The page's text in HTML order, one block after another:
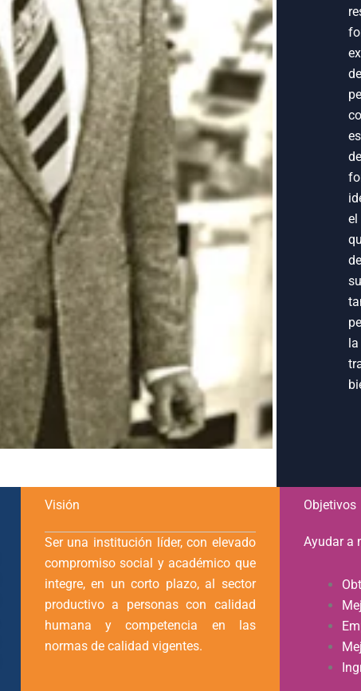
Visión
Ser una institución líder, con elevado
compromiso social y académico que
integre, en un corto plazo, al sector
productivo a personas con calidad
humana y competencia en las
normas de calidad vigentes.
Objetivos
Ayudar a